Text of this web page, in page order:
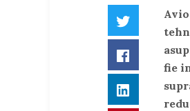
Twitter
Facebook
LinkedIn
fie